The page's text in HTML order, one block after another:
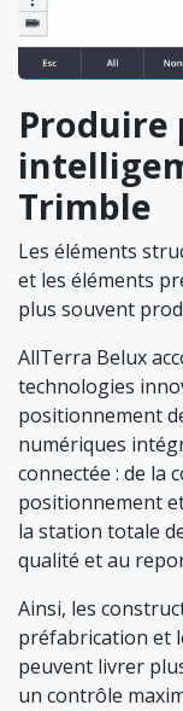
Produire
Trimble
Les éléments
et les éléments
plus souvent
AllTerra Belux
technologies
positionnement
numériques
connectée : de la
positionnement
la station totale
qualité et au
Ainsi, les
préfabrication et
peuvent livrer
un contrôle